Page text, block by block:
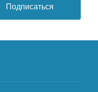
Подписаться